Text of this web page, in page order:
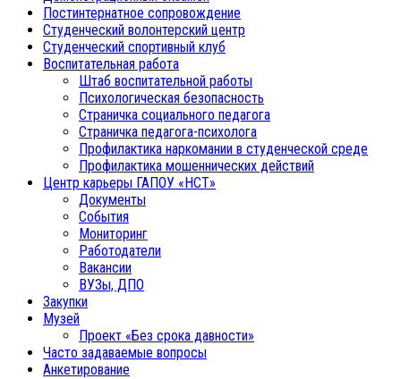
Постинтернатное сопровождение
Студенческий волонтерский центр
Студенческий спортивный клуб
Воспитательная работа
Штаб воспитательной работы
Психологическая безопасность
Страничка социального педагога
Страничка педагога-психолога
Профилактика наркомании в студенческой среде
Профилактика мошеннических действий
Центр карьеры ГАПОУ «НСТ»
Документы
События
Мониторинг
Работодатели
Вакансии
ВУЗы, ДПО
Закупки
Музей
Проект «Без срока давности»
Часто задаваемые вопросы
Анкетирование